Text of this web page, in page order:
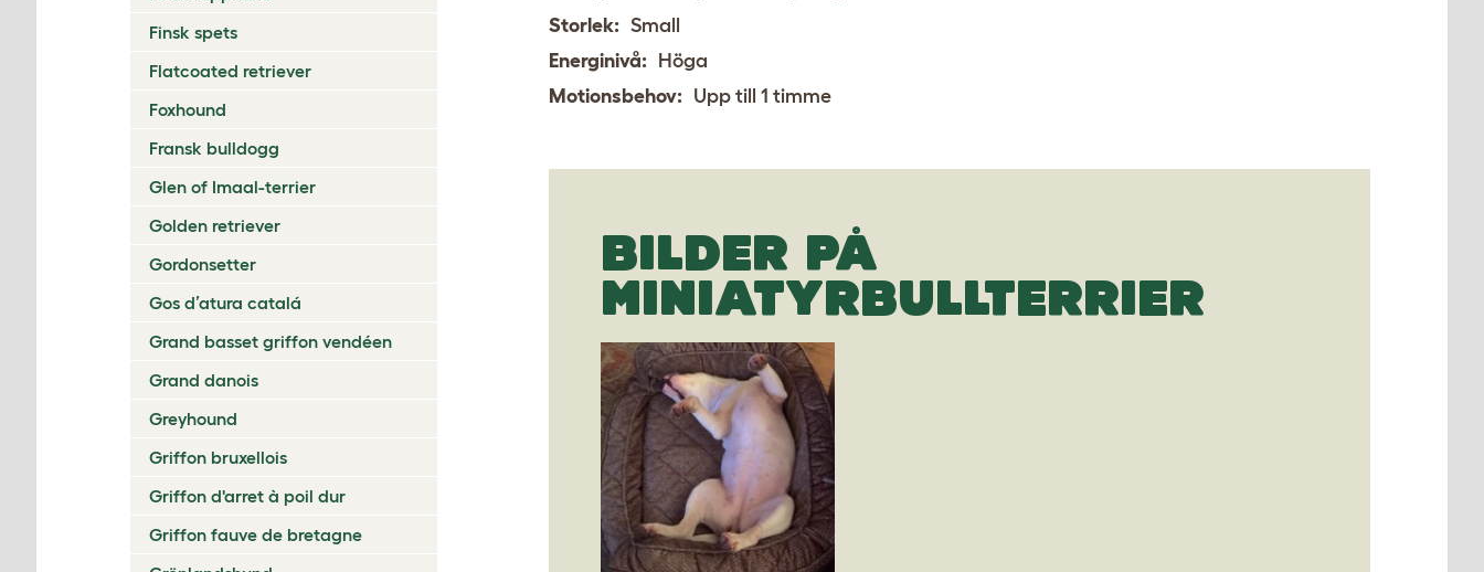
Finsk spets
Flatcoated retriever
Foxhound
Fransk bulldogg
Glen of Imaal-terrier
Golden retriever
Gordonsetter
Gos d’atura catalá
Grand basset griffon vendéen
Grand danois
Greyhound
Griffon bruxellois
Griffon d'arret à poil dur
Griffon fauve de bretagne
Storlek: Small
Energinivå: Höga
Motionsbehov: Upp till 1 timme
BILDER PÅ
MINIATYRBULLTERRIER